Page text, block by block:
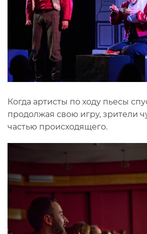
Когда артисты по ходу пьесы
продолжая свою игру, зрители
частью происходящего.